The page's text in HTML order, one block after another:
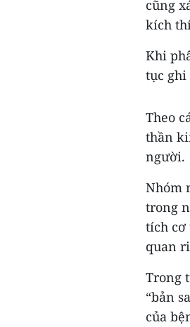
cũng
kích
Khi
tục
Theo
thần
người.
Nhóm
trong
tích cơ
quan
Trong
“bản
của